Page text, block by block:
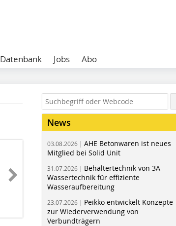
Jobs Abo
News
03.08.2026 | AHE Betonwaren ist neues
Mitglied bei Solid Unit
31.07.2026 | Behältertechnik von 3A
Wassertechnik für effiziente
Wasseraufbereitung
23.07.2026 | Peikko entwickelt Konzepte
zur Wiederverwendung von
Verbundträgern